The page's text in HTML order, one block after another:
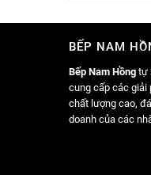
BẾP NAM
Bếp Nam Hồng tự
cung cấp các giải
chất lượng cao,
doanh của các